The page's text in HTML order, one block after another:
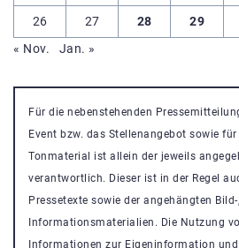
26 27 28 29
« Nov.
Jan. »
Für die nebenstehenden
Event bzw. das Stellenangebot sowie
Tonmaterial ist allein der jeweils
verantwortlich. Dieser ist in der Regel
Pressetexte sowie der angehängten Bild-
Informationsmaterialien. Die Nutzung
Informationen zur Eigeninformation